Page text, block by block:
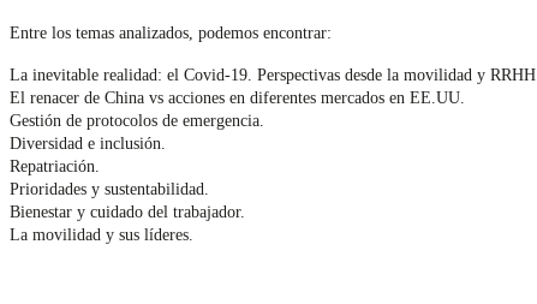
Entre los temas analizados, podemos encontrar:
La inevitable realidad: el Covid-19. Perspectivas desde la movilidad y RRHH.
El renacer de China vs acciones en diferentes mercados en EE.UU.
Gestión de protocolos de emergencia.
Diversidad e inclusión.
Repatriación.
Prioridades y sustentabilidad.
Bienestar y cuidado del trabajador.
La movilidad y sus líderes.